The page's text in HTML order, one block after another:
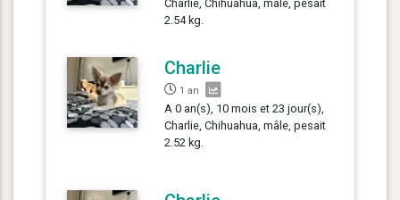
Charlie, Chihuahua, mâle, pesait
2.54 kg.
Charlie
1 an
A 0 an(s), 10 mois et 23 jour(s),
Charlie, Chihuahua, mâle, pesait
2.52 kg.